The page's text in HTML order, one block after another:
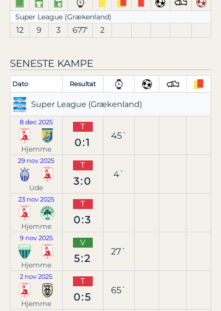
Super League (Grækenland)
12 9 3 677′ 2
SENESTE KAMPE
Dato Resultat
Super League (Grækenland)
8 dec 2025
Hjemme
T
0:1
45`
29 nov 2025
Ude
T
3:0
4`
23 nov 2025
Hjemme
T
0:3
9 nov 2025
Hjemme
V
5:2
27`
2 nov 2025
Hjemme
T
0:5
65`